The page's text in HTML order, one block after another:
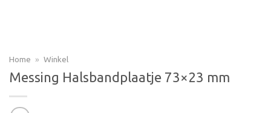
Home » Winkel
Messing Halsbandplaatje 73×23 mm